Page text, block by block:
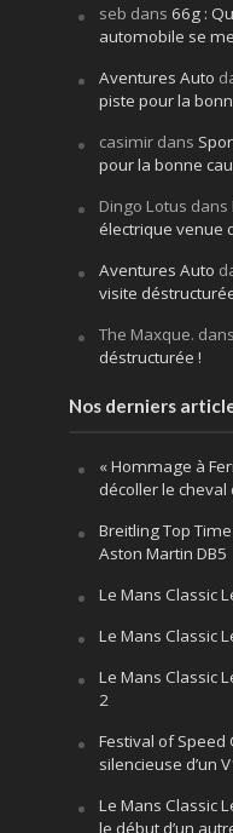
seb dans 66g :
automobile se
Aventures Auto
piste pour la
casimirdans
pour la bonne
Dingo Lotus dans
électrique venue
Aventures Auto
visite
The Maxque. dans
déstructurée !
Nos derniers
« Hommage à
décoller le cheval
Breitling Top
Aston Martin DB5
Le Mans Classic
Le Mans Classic
Le Mans Classic
2
Festival of Speed
silencieuse d’un
Le Mans Classic
le début d’un